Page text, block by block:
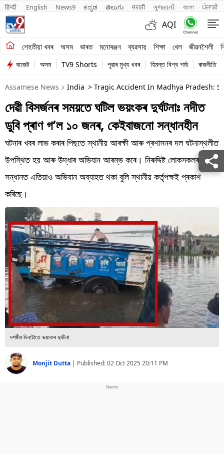
हिन्दी English News9 ಕನ್ನಡ తెలుగు मराठी ગુજરાતી বাংলা ਪੰਜਾਬੀ
AQI
শেহতীয়া খবৰ অসম ভাৰত মনোৰঞ্জন ব্যৱসায় শিক্ষা খেল জীৱনশৈলী
শেহতীয়া খবৰ
অসম
ভাৰত
মনোৰঞ্জন
ব্যৱসায়
শিক্ষা
খেল
জীৱনশৈলী
বিশ্ব
প্ৰযুক্তি
Videos
বাজেট অসম TV9 Shorts পুৱাৰ মুখ্য খবৰ হিমন্ত বিশ্ব শৰ্মা ৰাজনীতি
Assamese News India > Tragic Accident In Madhya Pradesh:
দেৱী বিসৰ্জনৰ সময়তে ঘটিল ভয়ংকৰ দুৰ্ঘটনাঃ নদীত
ডুবি প্ৰাণ গ’ল ১০ জনৰ, কেইবাজনো সন্ধানহীন
ঘটনাৰ খবৰ লাভ কৰাৰ পিছতে স্থানীয় আৰক্ষী আৰু প্ৰশাসনৰ দল ঘটনাস্থলীত
উপস্থিত হয় আৰু উদ্ধাৰ অভিযান আৰম্ভ কৰে। নিৰুদ্দিষ্ট লোকসকলৰ
সন্ধানত এতিয়াও অভিযান অব্যাহত থকা বুলি স্থানীয় কৰ্তৃপক্ষই প্ৰকাশ
কৰিছে।
দশমীৰ দিনটোতে ভয়ংকৰ দুৰ্ঘটনা
Monjit Dutta | Published:02 Oct 2025 20:11 PM